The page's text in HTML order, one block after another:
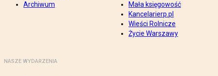
Archiwum
Mała księgowość
Kancelarierp.pl
Wieści Rolnicze
Życie Warszawy
NASZE WYDARZENIA